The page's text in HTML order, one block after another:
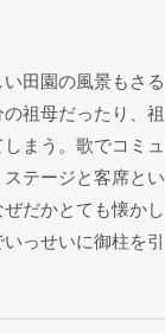
田園の風景もさる
祖母だったり、祖
まう。歌でコミュ
テージと客席とい
だかとても懐かし
っせいに御柱を引